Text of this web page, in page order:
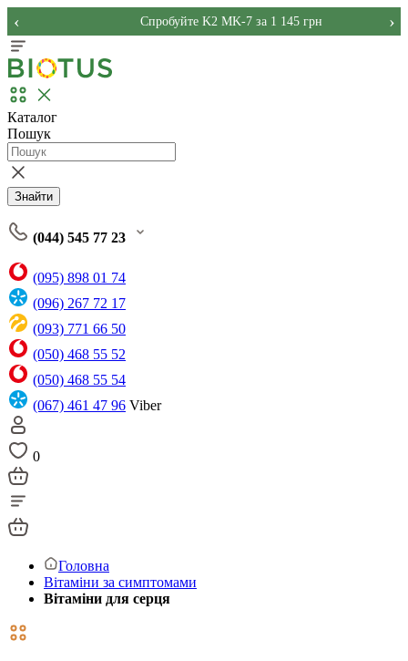
Спробуйте K2 MK-7 за 1 145 грн
‹ ›
Каталог
Пошук
Знайти
(044) 545 77 23
(095) 898 01 74
(096) 267 72 17
(093) 771 66 50
(050) 468 55 52
(050) 468 55 54
(067) 461 47 96 Viber
0
Головна
Вітаміни за симптомами
Вітаміни для серця